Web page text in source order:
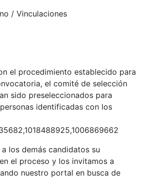
/ Vinculaciones
el procedimiento establecido para
el comité de selección
sido preseleccionados para
identificadas con los
los demás candidatos su
el proceso y los invitamos a
nuestro portal en busca de